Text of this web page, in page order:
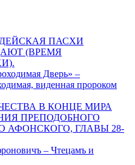
ПАСХИ
(ВРЕМЯ
Дверь» –
виденная пророком
В КОНЦЕ МИРА
ПРЕПОДОБНОГО
АФОНСКОГО, ГЛАВЫ 28-
– Чтецамъ и